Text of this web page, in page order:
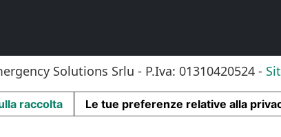
Solutions Srlu - P.Iva: 01310420524 -
raccolta Le tue preferenze relative alla